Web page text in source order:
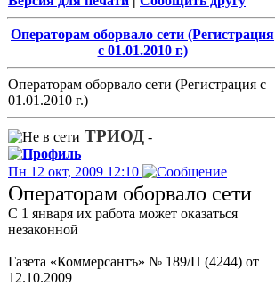
Операторам оборвало сети (Регистрация
с 01.01.2010 г.)
Операторам оборвало сети (Регистрация с
01.01.2010 г.)
ТРИОД -
Пн 12 окт, 2009 12:10
Операторам оборвало сети
С 1 января их работа может оказаться
незаконной
Газета «Коммерсантъ» № 189/П (4244) от
12.10.2009